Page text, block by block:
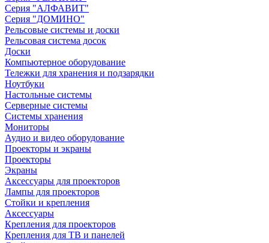
Серия "АЛФАВИТ"
Серия "ДОМИНО"
Рельсовые системы и доски
Рельсовая система досок
Доски
Компьютерное оборудование
Тележки для хранения и подзарядки
Ноутбуки
Настольные системы
Серверные системы
Системы хранения
Мониторы
Аудио и видео оборудование
Проекторы и экраны
Проекторы
Экраны
Аксессуары для проекторов
Лампы для проекторов
Стойки и крепления
Аксессуары
Крепления для проекторов
Крепления для ТВ и панелей